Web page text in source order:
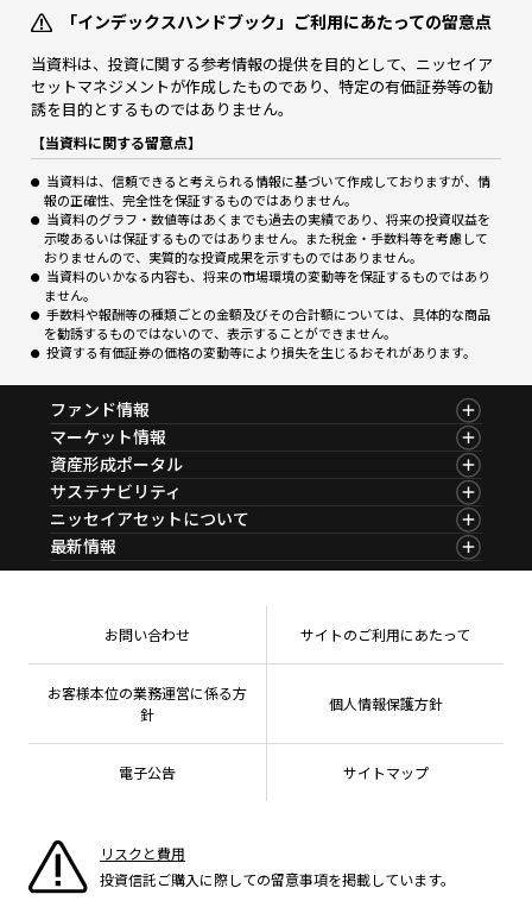
「インデックスハンドブック」ご利用にあたっての留意点
当資料は、投資に関する参考情報の提供を目的として、ニッセイア
セットマネジメントが作成したものであり、特定の有価証券等の勧
誘を目的とするものではありません。
【当資料に関する留意点】
当資料は、信頼できると考えられる情報に基づいて作成しておりますが、情
報の正確性、完全性を保証するものではありません。
当資料のグラフ・数値等はあくまでも過去の実績であり、将来の投資収益を
示唆あるいは保証するものではありません。また税金・手数料等を考慮して
おりませんので、実質的な投資成果を示すものではありません。
当資料のいかなる内容も、将来の市場環境の変動等を保証するものではあり
ません。
手数料や報酬等の種類ごとの金額及びその合計額については、具体的な商品
を勧誘するものではないので、表示することができません。
投資する有価証券の価格の変動等により損失を生じるおそれがあります。
ファンド情報
ファンド情報TOP
基準価額一覧
ファンド検索
ファンド比較
決算カレンダー
海外休日カレンダー
投資信託新商品のご案内
ちょこっと3分！ファンドシアター
有価証券届出書の効力の発生の有無について
こだわりのインデックスファンド 購入・換金手数料
なしシリーズ
確定拠出年金について
マーケット情報
マーケット情報TOP
マーケット指数
マーケットレポート
コラム
ファンドレポート
資産形成ポータル
資産形成ポータルTOP
資産形成サービス
Nダイレクト
資産形成サポート
NAMシティ
お問い合わせ
よくあるご質問
サステナビリティ
サステナビリティTOP
サステナビリティ経営
サステナブル投資
ニッセイアセットについて
ニッセイアセットについてTOP
会社情報
方針・その他開示情報
公式キャラクターのご紹介
最新情報
マーケットニュース
メディアお問い合わせ サイトのご利用にあたって
お客様本位の業務運営に係る方
針
個人情報保護方針
電子公告 サイトマップ
リスクと費用
投資信託ご購入に際しての留意事項を掲載しています。